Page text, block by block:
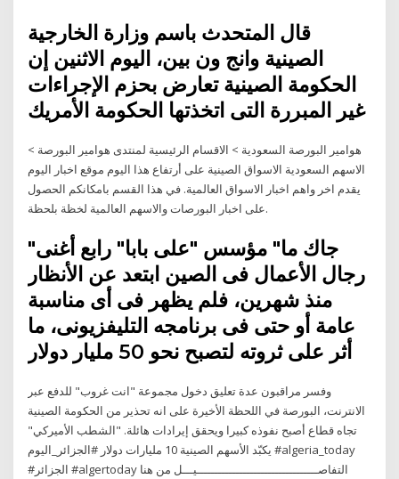
قال المتحدث باسم وزارة الخارجية
الصينية وانج ون بين، اليوم الاثنين إن
الحكومة الصينية تعارض بحزم الإجراءات
غير المبررة التى اتخذتها الحكومة الأمريك
هوامير البورصة السعودية > الاقسام الرئيسية لمنتدى هوامير البورصة >
الاسهم السعودية الاسواق الصينية على أرتفاع هذا اليوم موقع اخبار اليوم
يقدم اخر واهم اخبار الاسواق العالمية. في هذا القسم بامكانكم الحصول
على اخبار البورصات والاسهم العالمية لخظة بلحظة.
"جاك ما" مؤسس "على بابا" رابع أغنى
رجال الأعمال فى الصين ابتعد عن الأنظار
منذ شهرين، فلم يظهر فى أى مناسبة
عامة أو حتى فى برنامجه التليفزيونى، ما
أثر على ثروته لتصبح نحو 50 مليار دولار
وفسر مراقبون عدة تعليق دخول مجموعة "انت غروب" للدفع عبر
الانترنت، البورصة في اللحظة الأخيرة على انه تحذير من الحكومة الصينية
تجاه قطاع أصبح نفوذه كبيرا ويحقق إيرادات هائلة. "الشطب الأميركي"
يكبّد الأسهم الصينية 10 مليارات دولار #الجزائر_اليوم #algeria_today
#الجزائر #algertoday التفاصــــــــــــــــــــــــــــــــــيـــل من هنا